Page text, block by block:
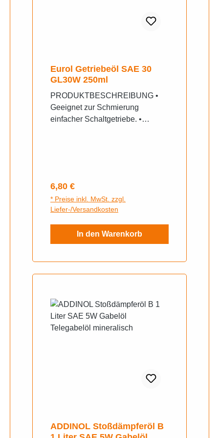
die Herstellervorschriften zu
Eurol Getriebeöl SAE 30
GL30W 250ml
PRODUKTBESCHREIBUNG •
Geeignet zur Schmierung
einfacher Schaltgetriebe. •
Getriebe älterer Bauart, wie z.B.
für Vespa 50N Gl GS • Ebenfalls
geeignet für einfache Hydrauliken
am Fahrzeug. • Grundsätzlich
sind die Herstellervorschriften zu
Regulärer Preis:
6,80 €
* Preise inkl. MwSt. zzgl.
Liefer-/Versandkosten
In den Warenkorb
ADDINOL Stoßdämpferöl B